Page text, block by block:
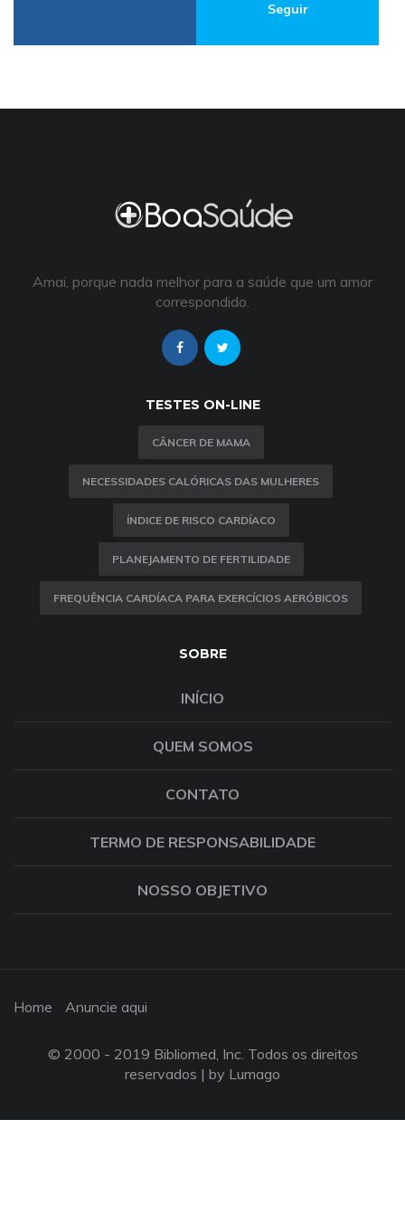
Seguir
Amai, porque nada melhor para a saúde que um amor
correspondido.
TESTES ON-LINE
CÂNCER DE MAMA
NECESSIDADES CALÓRICAS DAS MULHERES
ÍNDICE DE RISCO CARDÍACO
PLANEJAMENTO DE FERTILIDADE
FREQUÊNCIA CARDÍACA PARA EXERCÍCIOS AERÓBICOS
SOBRE
INÍCIO
QUEM SOMOS
CONTATO
TERMO DE RESPONSABILIDADE
NOSSO OBJETIVO
Home Anuncie aqui
© 2000 - 2019 Bibliomed, Inc. Todos os direitos
reservados | by Lumago